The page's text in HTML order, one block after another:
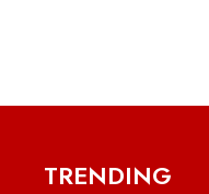
TRENDING